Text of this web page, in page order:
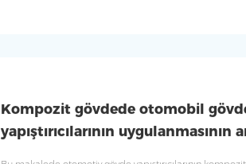
Kompozit gövdede otomobil
yapıştırıcılarının uygulanmasının